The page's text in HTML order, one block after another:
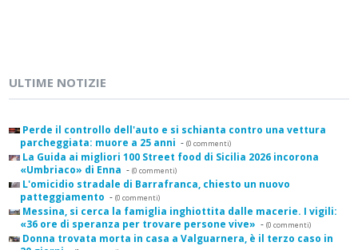
ULTIME NOTIZIE
Perde il controllo dell'auto e si schianta contro una vettura
parcheggiata: muore a 25 anni - (0 commenti)
La Guida ai migliori 100 Street food di Sicilia 2026 incorona
«Umbriaco» di Enna - (0 commenti)
L'omicidio stradale di Barrafranca, chiesto un nuovo
patteggiamento - (0 commenti)
Messina, si cerca la famiglia inghiottita dalle macerie. I vigili:
«36 ore di speranza per trovare persone vive» - (0 commenti)
Donna trovata morta in casa a Valguarnera, è il terzo caso in